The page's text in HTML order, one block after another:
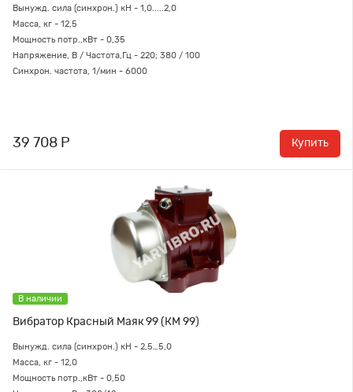
Вынужд. сила (синхрон.) кН - 1,0.....2,0
Масса, кг - 12,5
Мощность потр.,кВт - 0,35
Напряжение, В / Частота,Гц - 220; 380 / 100
Синхрон. частота, 1/мин - 6000
39 708 Р Купить
В наличии
Вибратор Красный Маяк 99 (КМ 99)
Вынужд. сила (синхрон.) кН - 2,5…5,0
Масса, кг - 12,0
Мощность потр.,кВт - 0,50